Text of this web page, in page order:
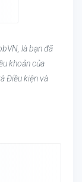
là bạn đã
khoản của
Điều kiện và